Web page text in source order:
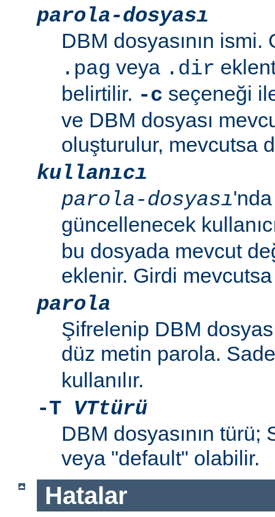
parola-dosyası
DBM dosyasının
.pag veya .dir
belirtilir. -c seçeneği
ve DBM dosyası
oluşturulur, mevcutsa
kullanıcı
parola-dosyası
güncellenecek
bu dosyada mevcut
eklenir. Girdi
parola
Şifrelenip DBM
düz metin parola.
kullanılır.
-T VTtürü
DBM dosyasının
veya "default" olabilir.
Hatalar